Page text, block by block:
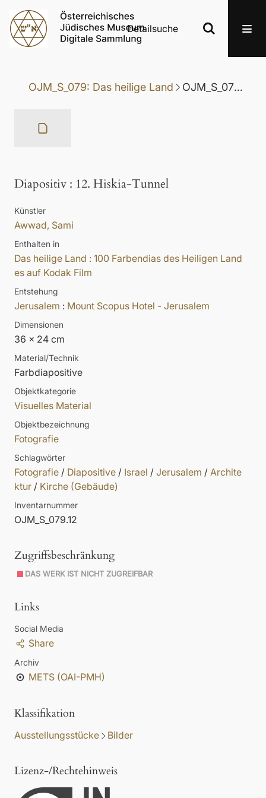
Detailsuche
OJM_S_079: Das heilige Land OJM_S_079.12: Diapositiv
Diapositiv : 12. Hiskia-Tunnel
Künstler
Awwad, Sami
Enthalten in
Das heilige Land : 100 Farbendias des Heiligen Land
es auf Kodak Film
Entstehung
Jerusalem : Mount Scopus Hotel - Jerusalem
Dimensionen
36 x 24 cm
Material/Technik
Farbdiapositive
Objektkategorie
Visuelles Material
Objektbezeichnung
Fotografie
Schlagwörter
Fotografie / Diapositive / Israel / Jerusalem / Archite
ktur / Kirche (Gebäude)
Inventarnummer
OJM_S_079.12
Zugriffsbeschränkung
DAS WERK IST NICHT ZUGREIFBAR
Links
Social Media
Share
Archiv
METS (OAI-PMH)
Klassifikation
Ausstellungsstücke Bilder
Lizenz-/Rechtehinweis